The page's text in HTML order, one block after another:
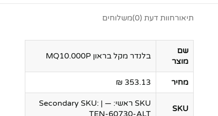
תיאורחוות דעת (0) משלוחים
שם
מוצר
בלנדר מקל בראון MQ10.000P
מחיר 353.13 ₪
SKU
SKU ראשי: — | Secondary SKU:
TEN-60730-ALT